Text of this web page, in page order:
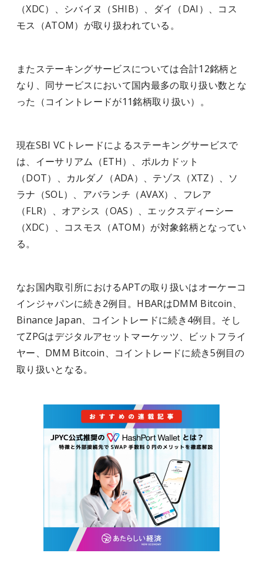
（XDC）、シバイヌ（SHIB）、ダイ（DAI）、コス
モス（ATOM）が取り扱われている。
またステーキングサービスについては合計12銘柄と
なり、同サービスにおいて国内最多の取り扱い数とな
った（コイントレードが11銘柄取り扱い）。
現在SBI VCトレードによるステーキングサービスで
は、イーサリアム（ETH）、ポルカドット
（DOT）、カルダノ（ADA）、テゾス（XTZ）、ソ
ラナ（SOL）、アバランチ（AVAX）、フレア
（FLR）、オアシス（OAS）、エックスディーシー
（XDC）、コスモス（ATOM）が対象銘柄となってい
る。
なお国内取引所におけるAPTの取り扱いはオーケーコ
インジャパンに続き2例目。HBARはDMM Bitcoin、
Binance Japan、コイントレードに続き4例目。そし
てZPGはデジタルアセットマーケッツ、ビットフライ
ヤー、DMM Bitcoin、コイントレードに続き5例目の
取り扱いとなる。